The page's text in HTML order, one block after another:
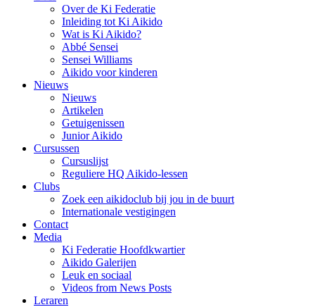
Over de Ki Federatie
Inleiding tot Ki Aikido
Wat is Ki Aikido?
Abbé Sensei
Sensei Williams
Aikido voor kinderen
Nieuws
Nieuws
Artikelen
Getuigenissen
Junior Aikido
Cursussen
Cursuslijst
Reguliere HQ Aikido-lessen
Clubs
Zoek een aikidoclub bij jou in de buurt
Internationale vestigingen
Contact
Media
Ki Federatie Hoofdkwartier
Aikido Galerijen
Leuk en sociaal
Videos from News Posts
Leraren